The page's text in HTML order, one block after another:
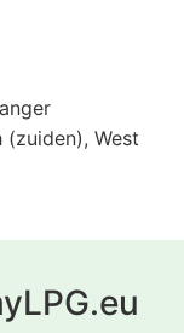
West